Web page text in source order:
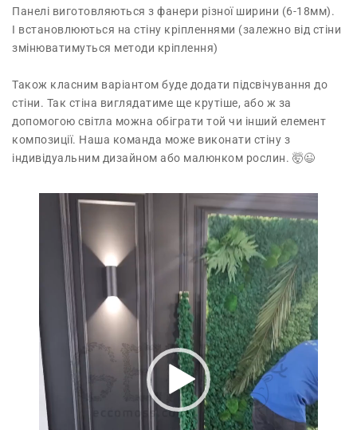
Панелі виготовляються з фанери різної ширини (6-18мм).
І встановлюються на стіну кріпленнями (залежно від стіни
змінюватимуться методи кріплення)
Також класним варіантом буде додати підсвічування до
стіни. Так стіна виглядатиме ще крутіше, або ж за
допомогою світла можна обіграти той чи інший елемент
композиції. Наша команда може виконати стіну з
індивідуальним дизайном або малюнком рослин. 🤯😉
о
г
р
а